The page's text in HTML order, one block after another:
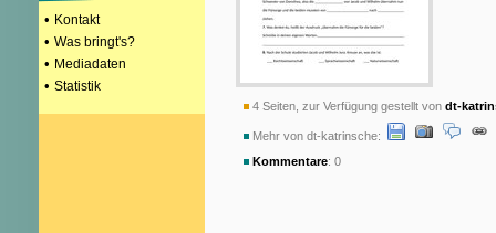
• Kontakt
• Was bringt's?
• Mediadaten
• Statistik
4 Seiten, zur Verfügung gestellt von dt-
Mehr von dt-katrinsche:
Kommentare: 0